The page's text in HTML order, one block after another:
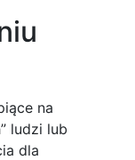
na
ludzi lub
dla